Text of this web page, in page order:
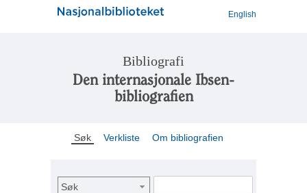
English
Bibliografi
Den internasjonale Ibsen-
bibliografien
Søk Verkliste Om bibliografien
Søk